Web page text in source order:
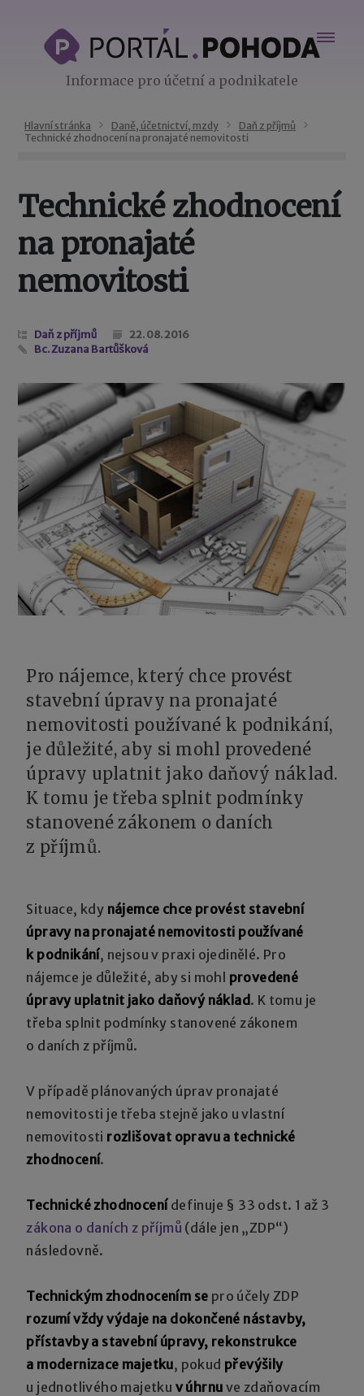
Informace pro účetní a podnikatele
Hlavní stránka Daně, účetnictví, mzdy
Daň z příjmů
Technické zhodnocení na pronajaté nemovitosti
Technické zhodnocení
na pronajaté
nemovitosti
Daň z příjmů
22. 08. 2016
Bc. Zuzana Bartůšková
Pro nájemce, který chce provést
stavební úpravy na pronajaté
nemovitosti používané k podnikání,
je důležité, aby si mohl provedené
úpravy uplatnit jako daňový náklad.
K tomu je třeba splnit podmínky
stanovené zákonem o daních
z příjmů.
Situace, kdy nájemce chce provést stavební
úpravy na pronajaté nemovitosti používané
k podnikání, nejsou v praxi ojedinělé. Pro
nájemce je důležité, aby si mohl provedené
úpravy uplatnit jako daňový náklad. K tomu je
třeba splnit podmínky stanovené zákonem
o daních z příjmů.
V případě plánovaných úprav pronajaté
nemovitosti je třeba stejně jako u vlastní
nemovitosti rozlišovat opravu a technické
zhodnocení.
Technické zhodnocenídefinuje § 33 odst. 1 až 3
zákona o daních z příjmů (dále jen „ZDP“)
následovně.
Technickým zhodnocením se pro účely ZDP
rozumí vždy výdaje na dokončené nástavby,
přístavby a stavební úpravy, rekonstrukce
a modernizace majetku, pokud převýšily
u jednotlivého majetku v úhrnu ve zdaňovacím